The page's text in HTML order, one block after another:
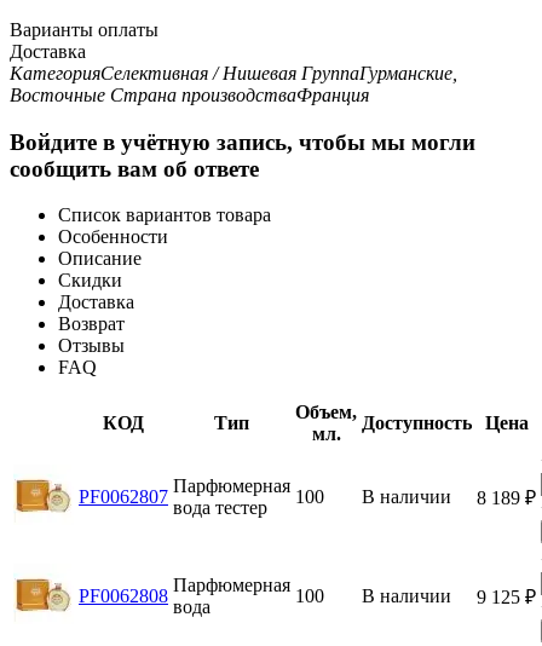
Варианты оплаты
Доставка
КатегорияСелективная / Нишевая ГруппаГурманские,
Восточные Страна производстваФранция
Войдите в учётную запись, чтобы мы могли
сообщить вам об ответе
Список вариантов товара
Особенности
Описание
Скидки
Доставка
Возврат
Отзывы
FAQ
КОД Тип
Объем,
мл.
Доступность Цена
PF0062807
Парфюмерная
вода тестер
100 В наличии 8 189 ₽
PF0062808
Парфюмерная
вода
100 В наличии 9 125 ₽